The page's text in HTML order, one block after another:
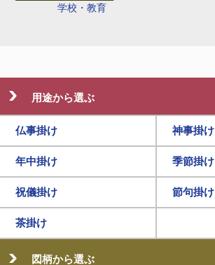
学校・教育
用途から選ぶ
仏事掛け 神事掛け
年中掛け 季節掛け
祝儀掛け 節句掛け
茶掛け
図柄から選ぶ